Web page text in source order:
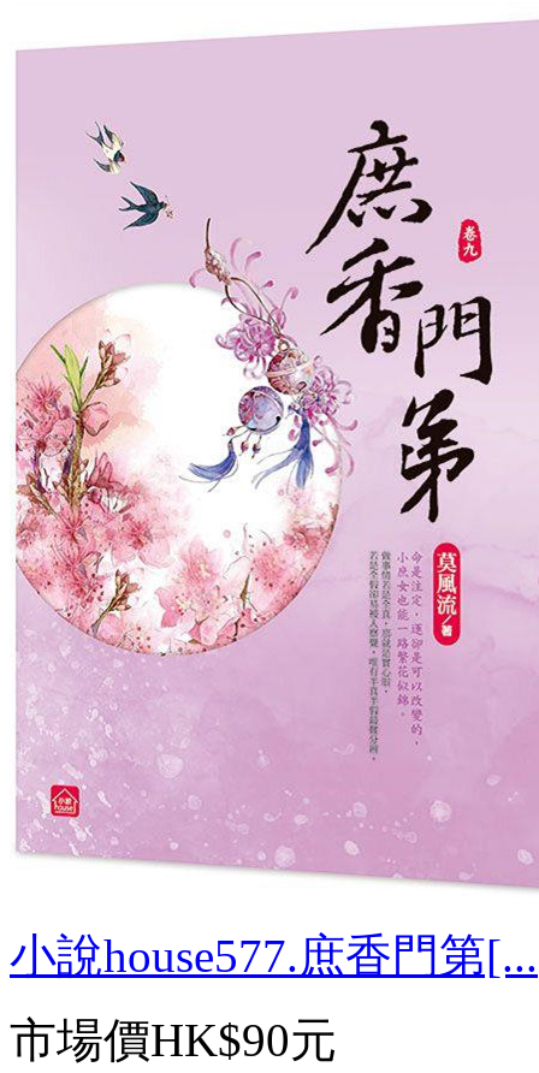
小說house577.庶香門第[...
市場價HK$90元